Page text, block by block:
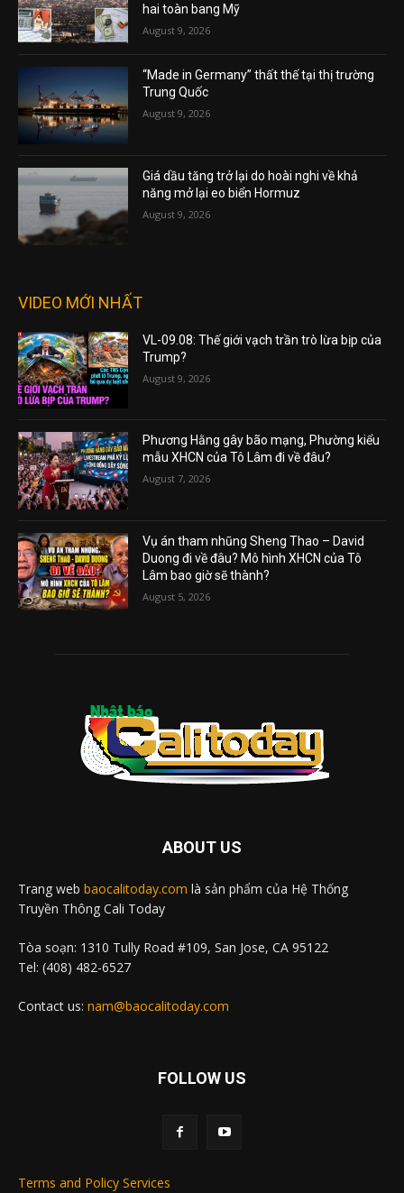
hai toàn bang Mỹ
August 9, 2026
“Made in Germany” thất thế tại thị trường
Trung Quốc
August 9, 2026
Giá dầu tăng trở lại do hoài nghi về khả
năng mở lại eo biển Hormuz
August 9, 2026
VIDEO MỚI NHẤT
VL-09.08: Thế giới vạch trần trò lừa bịp của
Trump?
August 9, 2026
Phương Hằng gây bão mạng, Phường kiểu
mẫu XHCN của Tô Lâm đi về đâu?
August 7, 2026
Vụ án tham nhũng Sheng Thao – David
Duong đi về đâu? Mô hình XHCN của Tô
Lâm bao giờ sẽ thành?
August 5, 2026
ABOUT US
Trang web baocalitoday.com là sản phẩm của Hệ Thống
Truyền Thông Cali Today
Tòa soạn: 1310 Tully Road #109, San Jose, CA 95122
Tel: (408) 482-6527
Contact us: nam@baocalitoday.com
FOLLOW US
Terms and Policy Services